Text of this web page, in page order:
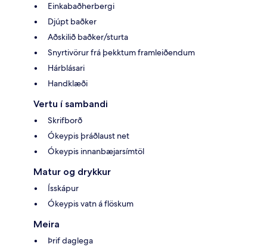
Einkabaðherbergi
Djúpt baðker
Aðskilið baðker/sturta
Snyrtivörur frá þekktum framleiðendum
Hárblásari
Handklæði
Vertu í sambandi
Skrifborð
Ókeypis þráðlaust net
Ókeypis innanbæjarsímtöl
Matur og drykkur
Ísskápur
Ókeypis vatn á flöskum
Meira
Þrif daglega